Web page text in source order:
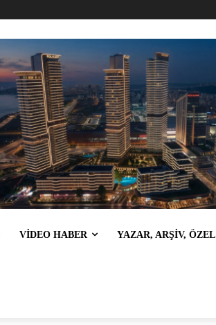
VİDEO HABER YAZAR, ARŞİV, ÖZEL